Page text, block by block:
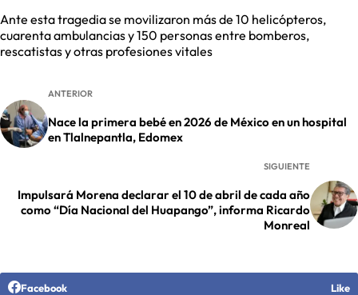
Ante esta tragedia se movilizaron más de 10 helicópteros,
cuarenta ambulancias y 150 personas entre bomberos,
rescatistas y otras profesiones vitales
ANTERIOR
Nace la primera bebé en 2026 de México en un hospital
en Tlalnepantla, Edomex
SIGUIENTE
Impulsará Morena declarar el 10 de abril de cada año
como “Día Nacional del Huapango”, informa Ricardo
Monreal
Facebook Like